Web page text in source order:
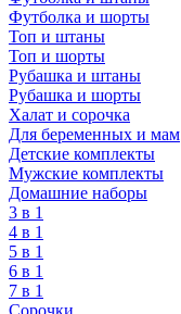
Футболка и шорты
Топ и штаны
Топ и шорты
Рубашка и штаны
Рубашка и шорты
Халат и сорочка
Для беременных и мам
Детские комплекты
Мужские комплекты
Домашние наборы
3 в 1
4 в 1
5 в 1
6 в 1
7 в 1
Сорочки